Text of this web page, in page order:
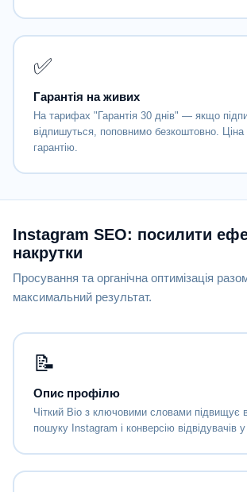
✅
Гарантія на живих
На тарифах "Гарантія 30 днів" — якщо
відпишуться, поповнимо безкоштовно.
гарантію.
Instagram SEO: посилити
накрутки
Просування та органічна оптимізація
максимальний результат.
📝
Опис профілю
Чіткий Bio з ключовими словами підвищує
пошуку Instagram і конверсію відвідувачів у